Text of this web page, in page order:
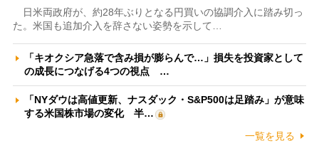
日米両政府が、約28年ぶりとなる円買いの協調介入に踏み切っ
た。米国も追加介入を辞さない姿勢を示して…
「キオクシア急落で含み損が膨らんで…」損失を投資家として
の成長につなげる4つの視点 …
「NYダウは高値更新、ナスダック・S&P500は足踏み」が意味
する米国株市場の変化 半…
一覧を見る